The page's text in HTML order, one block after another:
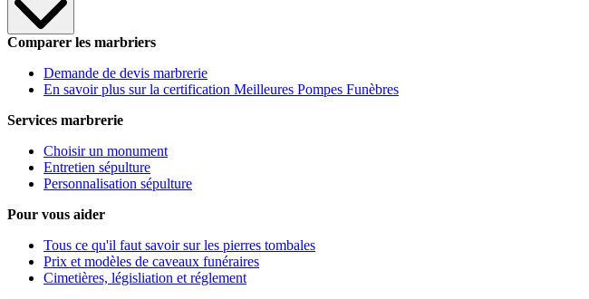
Comparer les marbriers
Demande de devis marbrerie
En savoir plus sur la certification Meilleures Pompes Funèbres
Services marbrerie
Choisir un monument
Entretien sépulture
Personnalisation sépulture
Pour vous aider
Tous ce qu'il faut savoir sur les pierres tombales
Prix et modèles de caveaux funéraires
Cimetières, législiation et réglement